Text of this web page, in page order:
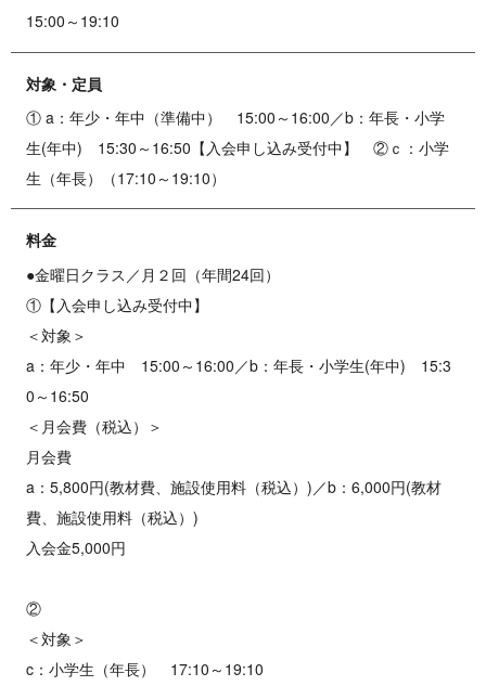
15:00～19:10
対象・定員
① a：年少・年中（準備中） 15:00～16:00／b：年長・小学
生(年中) 15:30～16:50【入会申し込み受付中】 ②ｃ：小学
生（年長）（17:10～19:10）
料金
●金曜日クラス／月２回（年間24回）
①【入会申し込み受付中】
＜対象＞
a：年少・年中 15:00～16:00／b：年長・小学生(年中) 15:3
0～16:50
＜月会費（税込）＞
月会費
a：5,800円(教材費、施設使用料（税込）)／b：6,000円(教材
費、施設使用料（税込）)
入会金5,000円
②
＜対象＞
c：小学生（年長） 17:10～19:10